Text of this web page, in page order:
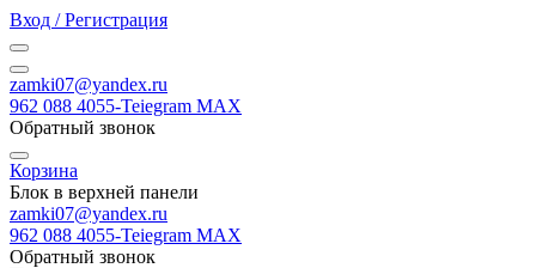
Вход / Регистрация
zamki07@yandex.ru
962 088 4055-Teiegram МАХ
Обратный звонок
Корзина
Блок в верхней панели
zamki07@yandex.ru
962 088 4055-Teiegram МАХ
Обратный звонок